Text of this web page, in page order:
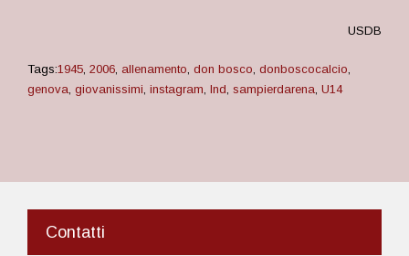
USDB
Tags:1945, 2006, allenamento, don bosco, donboscocalcio,
genova, giovanissimi, instagram, lnd, sampierdarena, U14
Contatti